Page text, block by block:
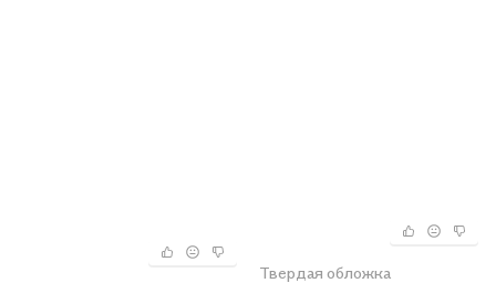
Твердая обложка